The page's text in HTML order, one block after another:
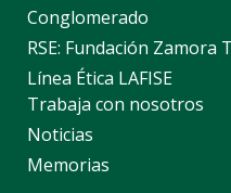
Conglomerado
RSE: Fundación Zamora
Línea Ética LAFISE
Trabaja con nosotros
Noticias
Memorias